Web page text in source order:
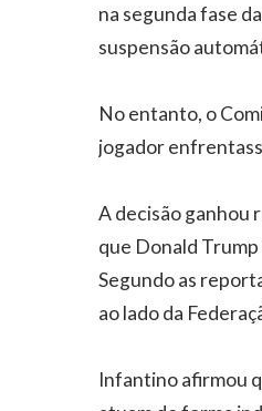
na segunda fase
suspensão
No entanto, o
jogador
A decisão ganhou
que Donald
Segundo as
ao lado da
Infantino afirmou